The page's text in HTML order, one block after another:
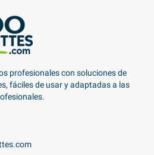
profesionales con soluciones de
fáciles de usar y adaptadas a las